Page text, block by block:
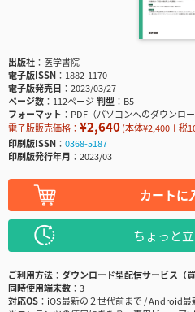
出版社
医学書院
電子版ISSN
1882-1170
電子版発売日
2023/03/27
ページ数
112ページ判型
B5
フォーマット
PDF（パソコンへのダウンロー
電子版販売価格： ¥2,640(本体¥2,400＋税
印刷版ISSN
0368-5187
印刷版発行年月
2023/03
カートに
ちょっと
ご利用方法
ダウンロード型配信サービス（買
同時使用端末数
3
対応OS
iOS最新の２世代前まで / Android最